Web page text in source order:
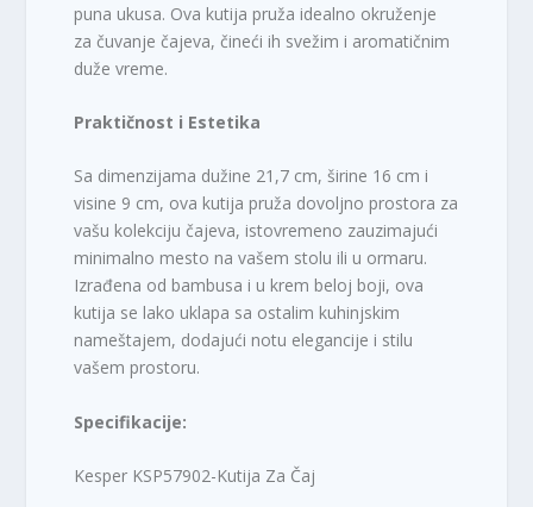
puna ukusa. Ova kutija pruža idealno okruženje
za čuvanje čajeva, čineći ih svežim i aromatičnim
duže vreme.
Praktičnost i Estetika
Sa dimenzijama dužine 21,7 cm, širine 16 cm i
visine 9 cm, ova kutija pruža dovoljno prostora za
vašu kolekciju čajeva, istovremeno zauzimajući
minimalno mesto na vašem stolu ili u ormaru.
Izrađena od bambusa i u krem beloj boji, ova
kutija se lako uklapa sa ostalim kuhinjskim
nameštajem, dodajući notu elegancije i stilu
vašem prostoru.
Specifikacije:
Kesper KSP57902-Kutija Za Čaj